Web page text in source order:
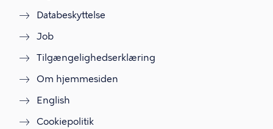
Databeskyttelse
Job
Tilgængelighedserklæring
Om hjemmesiden
English
Cookiepolitik